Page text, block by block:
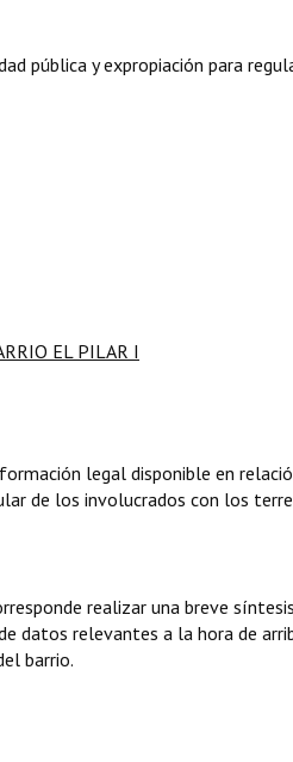
pública y expropiación para
EL PILAR I
legal disponible en
de los involucrados con los
realizar una breve
datos relevantes a la hora de
barrio.